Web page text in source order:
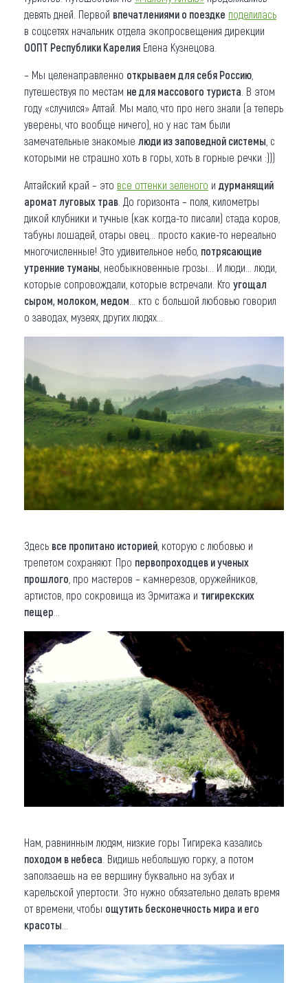
девять дней. Первой впечатлениями о поездке поделилась
в соцсетях начальник отдела экопросвещения дирекции
ООПТ Республики Карелия Елена Кузнецова.
– Мы целенаправленно открываем для себя Россию
путешествуя по местам не для массового туриста . В этом
году «случился» Алтай. Мы мало, что про него знали (а теперь
уверены, что вообще ничего), но у нас там были
замечательные знакомые люди из заповедной системы , с
которыми не страшно хоть в горы, хоть в горные речки :)))
Алтайский край – это все оттенки зеленого и дурманящий
аромат луговых трав . До горизонта – поля, километры
дикой клубники и тучные (как когда-то писали) стада коров,
табуны лошадей, отары овец... просто какие-то нереально
многочисленные! Это удивительное небо, потрясающие
утренние туманы , необыкновенные грозы... И люди... люди,
которые сопровождали, которые встречали. Кто угощал
сыром, молоком, медом … кто с большой любовью говорил
о заводах, музеях, других людях...
Здесь все пропитано историей , которую с любовью и
трепетом сохраняют. Про первопроходцев и ученых
прошлого , про мастеров – камнерезов, оружейников,
артистов, про сокровища из Эрмитажа и тигирекских
пещер
Нам, равнинным людям, низкие горы Тигирека казались
походом в небеса . Видишь небольшую горку, а потом
заползаешь на ее вершину буквально на зубах и
карельской упертости. Это нужно обязательно делать время
от времени, чтобы ощутить бесконечность мира и его
красоты